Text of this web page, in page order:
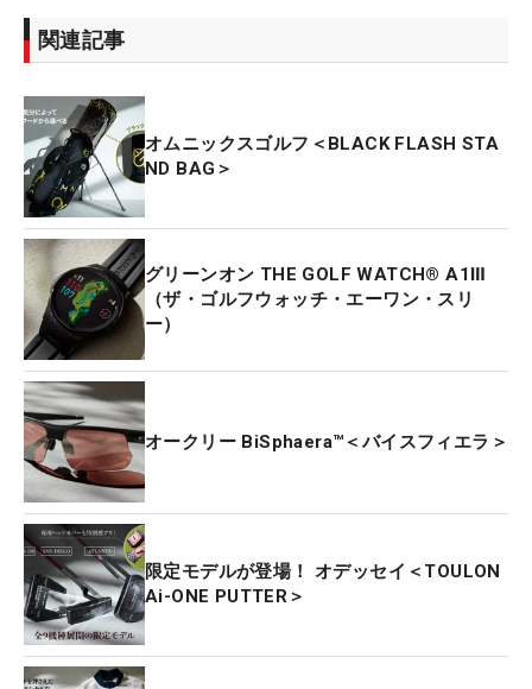
関連記事
オムニックスゴルフ＜BLACK FLASH STA
ND BAG＞
グリーンオン THE GOLF WATCH® A1Ⅲ
（ザ・ゴルフウォッチ・エーワン・スリ
ー）
オークリー BiSphaera™＜バイスフィエラ＞
限定モデルが登場！ オデッセイ＜TOULON
Ai-ONE PUTTER＞